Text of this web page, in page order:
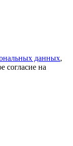
данных,
согласие на